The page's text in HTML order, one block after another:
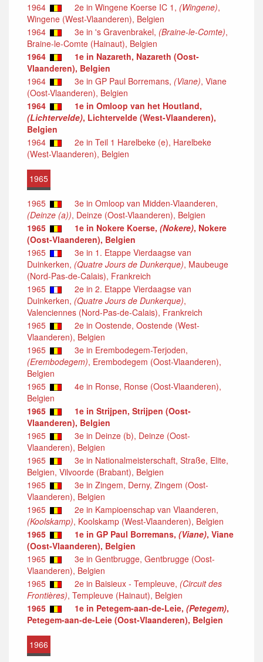
1964 2e in Wingene Koerse IC 1, (Wingene),
Wingene (West-Vlaanderen), Belgien
1964
3e in 's Gravenbrakel, (Braine-le-Comte),
Braine-le-Comte (Hainaut), Belgien
1964
1e in Nazareth, Nazareth (Oost-
Vlaanderen), Belgien
1964
3e in GP Paul Borremans, (Viane), Viane
(Oost-Vlaanderen), Belgien
1964
1e in Omloop van het Houtland,
(Lichtervelde), Lichtervelde (West-Vlaanderen),
Belgien
1964
2e in Teil 1 Harelbeke (e), Harelbeke
(West-Vlaanderen), Belgien
1965
1965
3e in Omloop van Midden-Vlaanderen,
(Deinze (a)), Deinze (Oost-Vlaanderen), Belgien
1965
1e in Nokere Koerse, (Nokere), Nokere
(Oost-Vlaanderen), Belgien
1965
3e in 1. Etappe Vierdaagse van
Duinkerken, (Quatre Jours de Dunkerque), Maubeuge
(Nord-Pas-de-Calais), Frankreich
1965
2e in 2. Etappe Vierdaagse van
Duinkerken, (Quatre Jours de Dunkerque),
Valenciennes (Nord-Pas-de-Calais), Frankreich
1965
2e in Oostende, Oostende (West-
Vlaanderen), Belgien
1965
3e in Erembodegem-Terjoden,
(Erembodegem), Erembodegem (Oost-Vlaanderen),
Belgien
1965
4e in Ronse, Ronse (Oost-Vlaanderen),
Belgien
1965
1e in Strijpen, Strijpen (Oost-
Vlaanderen), Belgien
1965
3e in Deinze (b), Deinze (Oost-
Vlaanderen), Belgien
1965
3e in Nationalmeisterschaft, Straße, Elite,
Belgien, Vilvoorde (Brabant), Belgien
1965
3e in Zingem, Derny, Zingem (Oost-
Vlaanderen), Belgien
1965
2e in Kampioenschap van Vlaanderen,
(Koolskamp), Koolskamp (West-Vlaanderen), Belgien
1965
1e in GP Paul Borremans, (Viane), Viane
(Oost-Vlaanderen), Belgien
1965
3e in Gentbrugge, Gentbrugge (Oost-
Vlaanderen), Belgien
1965
2e in Baisieux - Templeuve, (Circuit des
Frontières), Templeuve (Hainaut), Belgien
1965
1e in Petegem-aan-de-Leie, (Petegem),
Petegem-aan-de-Leie (Oost-Vlaanderen), Belgien
1966